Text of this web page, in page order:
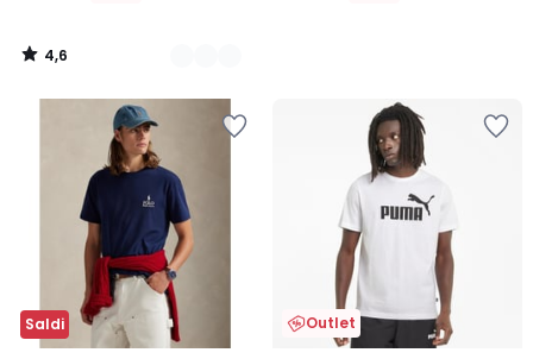
4,6
/
Saldi Outlet